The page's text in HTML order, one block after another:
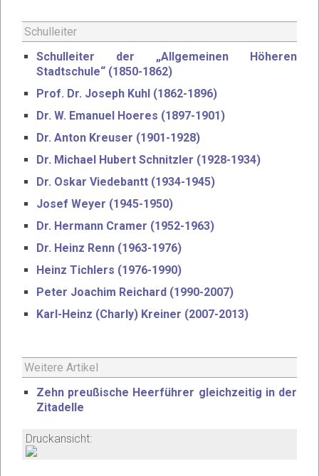
Schulleiter
Schulleiter der „Allgemeinen Höheren
Stadtschule“ (1850-1862)
Prof. Dr. Joseph Kuhl (1862-1896)
Dr. W. Emanuel Hoeres (1897-1901)
Dr. Anton Kreuser (1901-1928)
Dr. Michael Hubert Schnitzler (1928-1934)
Dr. Oskar Viedebantt (1934-1945)
Josef Weyer (1945-1950)
Dr. Hermann Cramer (1952-1963)
Dr. Heinz Renn (1963-1976)
Heinz Tichlers (1976-1990)
Peter Joachim Reichard (1990-2007)
Karl-Heinz (Charly) Kreiner (2007-2013)
Weitere Artikel
Zehn preußische Heerführer gleichzeitig in der
Zitadelle
Druckansicht: